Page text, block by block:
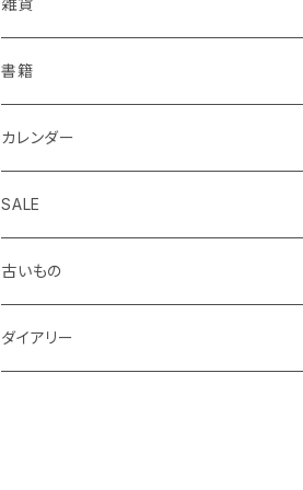
Helix
BIC
centropen
AUTOPOINT
PARKER
ALASKA BUNGU
ノラヤ
杉本ふみ
みやしたゆみ
池田久美子
修正液、修正テープ
パンチ、ステープラー
定規、テンプレート
クリップ、割ピン、画鋲、輪ゴム、状差し
消しゴム
スクラップブック、アルバム
メモカード、ラベルブック
マスキングテープ
付箋、シール
包装紙、紙袋
チケット、マッチラベル、切手
雑貨
ペンケース、お財布、ポーチ、カードケース
ブックカバー、栞、ブックスタンド
バッグ
バッジ、ブローチ、キーホルダー
ハンカチ、手ぬぐい
書籍
カレンダー
SALE
古いもの
ダイアリー